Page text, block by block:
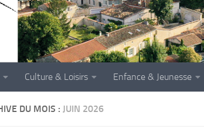
Culture & Loisirs Enfance & Jeunesse
DU MOIS : JUIN 2026